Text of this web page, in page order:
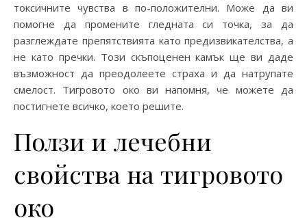
токсичните чувства в по-положителни. Може да ви
помогне да промените гледната си точка, за да
разглеждате препятствията като предизвикателства, а
не като пречки. Този скъпоценен камък ще ви даде
възможност да преодолеете страха и да натрупате
смелост. Тигровото око ви напомня, че можете да
постигнете всичко, което решите.
Ползи и лечебни
свойства на тигровото
око